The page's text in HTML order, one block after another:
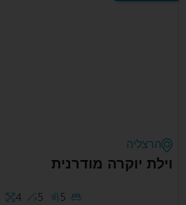
הרצליה
וילת יוקרה מודרנית
5
5
4